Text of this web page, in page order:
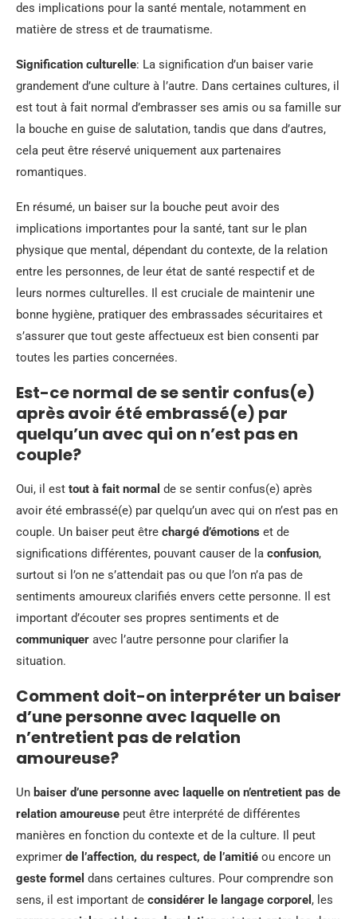
des implications pour la santé mentale, notamment en
matière de stress et de traumatisme.
Signification culturelle: La signification d’un baiser varie
grandement d’une culture à l’autre. Dans certaines cultures, il
est tout à fait normal d’embrasser ses amis ou sa famille sur
la bouche en guise de salutation, tandis que dans d’autres,
cela peut être réservé uniquement aux partenaires
romantiques.
En résumé, un baiser sur la bouche peut avoir des
implications importantes pour la santé, tant sur le plan
physique que mental, dépendant du contexte, de la relation
entre les personnes, de leur état de santé respectif et de
leurs normes culturelles. Il est cruciale de maintenir une
bonne hygiène, pratiquer des embrassades sécuritaires et
s’assurer que tout geste affectueux est bien consenti par
toutes les parties concernées.
Est-ce normal de se sentir confus(e)
après avoir été embrassé(e) par
quelqu’un avec qui on n’est pas en
couple?
Oui, il est tout à fait normal de se sentir confus(e) après
avoir été embrassé(e) par quelqu’un avec qui on n’est pas en
couple. Un baiser peut être chargé d’émotions et de
significations différentes, pouvant causer de la confusion,
surtout si l’on ne s’attendait pas ou que l’on n’a pas de
sentiments amoureux clarifiés envers cette personne. Il est
important d’écouter ses propres sentiments et de
communiquer avec l’autre personne pour clarifier la
situation.
Comment doit-on interpréter un baiser
d’une personne avec laquelle on
n’entretient pas de relation
amoureuse?
Un baiser d’une personne avec laquelle on n’entretient pas de
relation amoureuse peut être interprété de différentes
manières en fonction du contexte et de la culture. Il peut
exprimer de l’affection, du respect, de l’amitié ou encore un
geste formel dans certaines cultures. Pour comprendre son
sens, il est important de considérer le langage corporel , les